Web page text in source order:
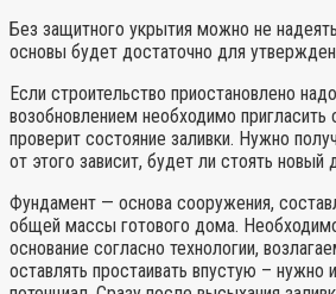
Без защитного укрытия можно не
основы будет достаточно для
Если строительство приостановлено
возобновлением необходимо пригласить
проверит состояние заливки. Нужно
от этого зависит, будет ли стоять новый
Фундамент — основа сооружения,
общей массы готового дома.
основание согласно технологии,
оставлять простаивать впустую – нужно